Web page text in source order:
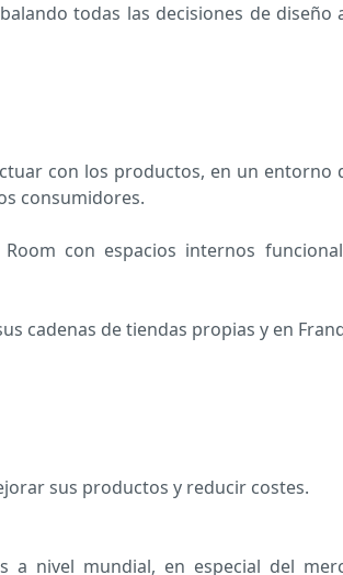
todas las decisiones de diseño
con los productos, en un entorno
consumidores.
con espacios internos
cadenas de tiendas propias y en
sus productos y reducir costes.
a nivel mundial, en especial del